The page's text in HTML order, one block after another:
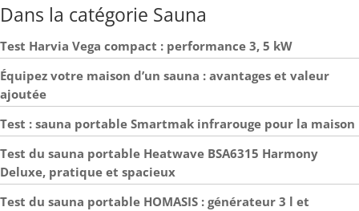
Dans la catégorie Sauna
Test Harvia Vega compact : performance 3, 5 kW
Équipez votre maison d’un sauna : avantages et valeur
ajoutée
Test : sauna portable Smartmak infrarouge pour la maison
Test du sauna portable Heatwave BSA6315 Harmony
Deluxe, pratique et spacieux
Test du sauna portable HOMASIS : générateur 3 l et